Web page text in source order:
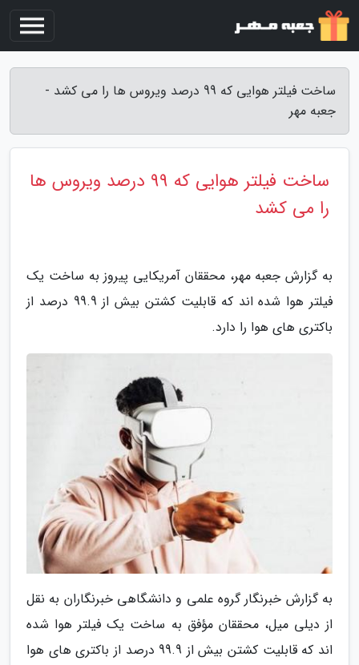
ساخت فیلتر هوایی که 99 درصد ویروس ها را می کشد -
جعبه مهر
ساخت فیلتر هوایی که 99 درصد ویروس ها
را می کشد
به گزارش جعبه مهر، محققان آمریکایی پیروز به ساخت یک
فیلتر هوا شده اند که قابلیت کشتن بیش از 99.9 درصد از
باکتری های هوا را دارد.
به گزارش خبرنگار گروه علمی و دانشگاهی خبرنگاران به نقل
از دیلی میل، محققان مؤفق به ساخت یک فیلتر هوا شده
اند که قابلیت کشتن بیش از 99.9 درصد از باکتری های هوا